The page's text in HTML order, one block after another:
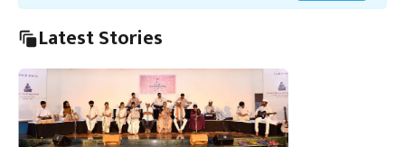
Latest Stories